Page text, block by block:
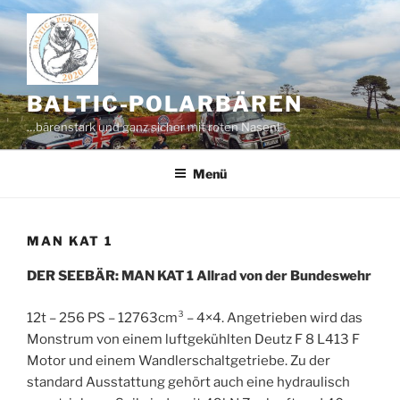
Zum
Inhalt
springen
BALTIC-POLARBÄREN
…bärenstark und ganz sicher mit roten Nasen!
Menü
MAN KAT 1
DER SEEBÄR: MAN KAT 1 Allrad von der Bundeswehr
12t – 256 PS – 12763cm³ – 4×4. Angetrieben wird das
Monstrum von einem luftgekühlten Deutz F 8 L413 F
Motor und einem Wandlerschaltgetriebe. Zu der
standard Ausstattung gehört auch eine hydraulisch